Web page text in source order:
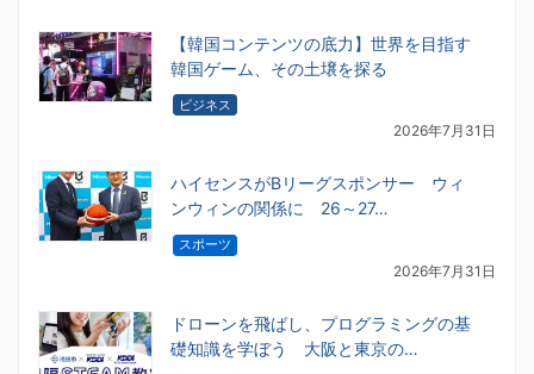
【韓国コンテンツの底力】世界を目指す
韓国ゲーム、その土壌を探る
ビジネス
2026年7月31日
ハイセンスがBリーグスポンサー ウィ
ンウィンの関係に 26～27…
スポーツ
2026年7月31日
ドローンを飛ばし、プログラミングの基
礎知識を学ぼう 大阪と東京の…